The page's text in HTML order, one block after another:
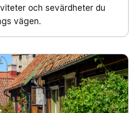
och sevärdheter du
vägen.